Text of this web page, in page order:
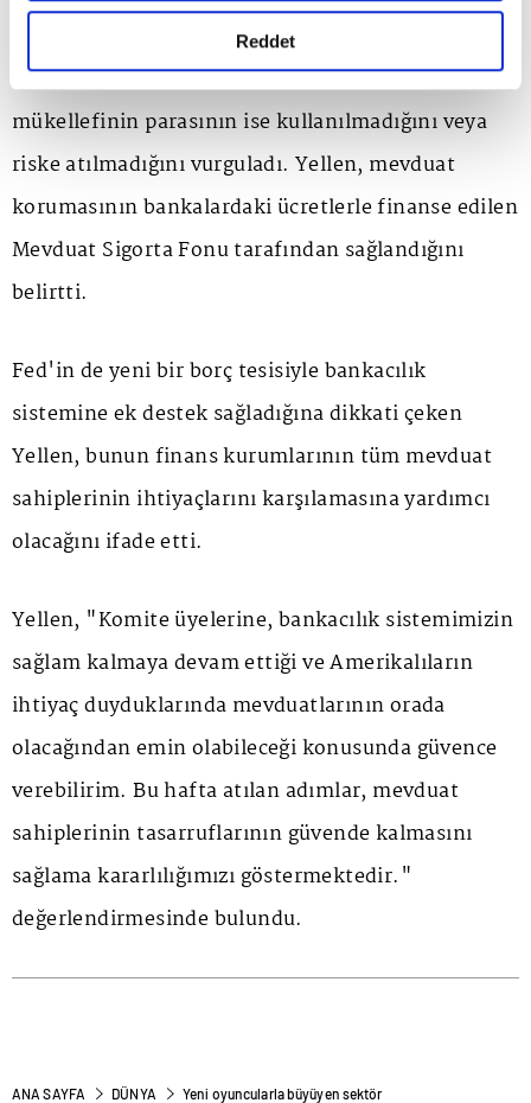
gerçekleştirilen veri işleme faaliyetleri ile ilgili daha
detaylı bilgi almak için lütfentıklayınız.
Reddet
Hissedarlar ve borçluların hükümet tarafından
korunmadığına işaret eden Yellen, hiçbir vergi
mükellefinin parasının ise kullanılmadığını veya
riske atılmadığını vurguladı. Yellen, mevduat
korumasının bankalardaki ücretlerle finanse edilen
Mevduat Sigorta Fonu tarafından sağlandığını
belirtti.
Fed'in de yeni bir borç tesisiyle bankacılık
sistemine ek destek sağladığına dikkati çeken
Yellen, bunun finans kurumlarının tüm mevduat
sahiplerinin ihtiyaçlarını karşılamasına yardımcı
olacağını ifade etti.
Yellen, "Komite üyelerine, bankacılık sistemimizin
sağlam kalmaya devam ettiği ve Amerikalıların
ihtiyaç duyduklarında mevduatlarının orada
olacağından emin olabileceği konusunda güvence
verebilirim. Bu hafta atılan adımlar, mevduat
sahiplerinin tasarruflarının güvende kalmasını
sağlama kararlılığımızı göstermektedir."
değerlendirmesinde bulundu.
ANA SAYFA DÜNYA Yeni oyuncularla büyüyen sektör